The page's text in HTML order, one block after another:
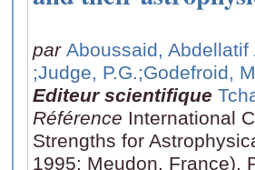
par Aboussaid, Abdellatif
;Judge, P.G.;Godefroid,
Editeur scientifique
Référence International
Strengths for
1995: Meudon, France),